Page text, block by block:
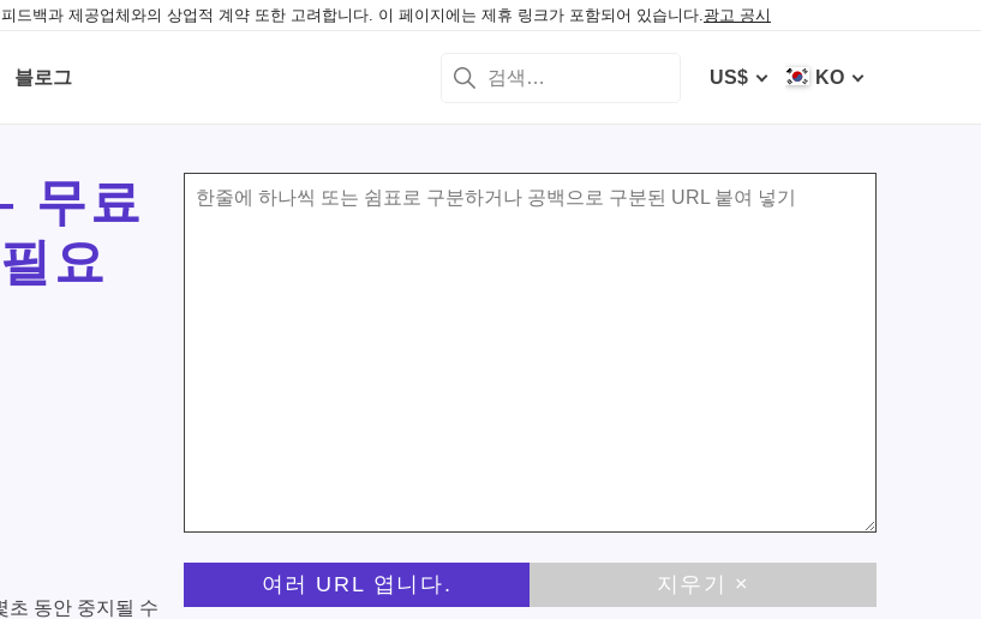
드백과 제공업체와의 상업적 계약 또한 고려합니다. 이 페이지에는 제휴 링크가 포함되어 있습니다.광고 공시
블로그 US$ KO
무료
요
초 동안 중지될 수
한줄에 하나씩 또는 쉼표로 구분하거나 공백으로 구분된 URL 붙여 넣기
여러 URL 엽니다. 지우기 ×